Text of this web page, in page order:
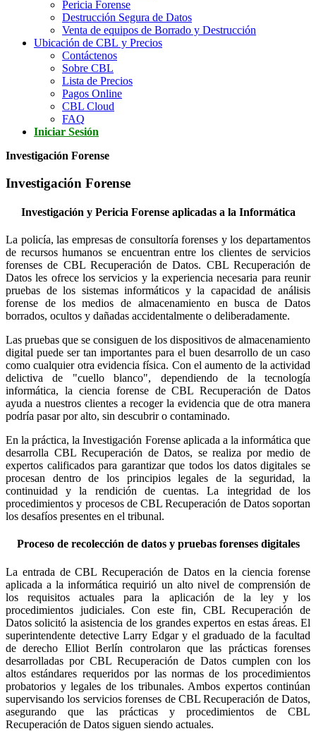
Pericia Forense
Destrucción Segura de Datos
Venta de equipos de Borrado y Destrucción
Ubicación de CBL y Precios
Contáctenos
Sobre CBL
Lista de Precios
Pagos Online
CBL Cloud
FAQ
Iniciar Sesión
Investigación Forense
Investigación Forense
Investigación y Pericia Forense aplicadas a la Informática
La policía, las empresas de consultoría forenses y los departamentos
de recursos humanos se encuentran entre los clientes de servicios
forenses de CBL Recuperación de Datos. CBL Recuperación de
Datos les ofrece los servicios y la experiencia necesaria para reunir
pruebas de los sistemas informáticos y la capacidad de análisis
forense de los medios de almacenamiento en busca de Datos
borrados, ocultos y dañadas accidentalmente o deliberadamente.
Las pruebas que se consiguen de los dispositivos de almacenamiento
digital puede ser tan importantes para el buen desarrollo de un caso
como cualquier otra evidencia física. Con el aumento de la actividad
delictiva de "cuello blanco", dependiendo de la tecnología
informática, la ciencia forense de CBL Recuperación de Datos
ayuda a nuestros clientes a recoger la evidencia que de otra manera
podría pasar por alto, sin descubrir o contaminado.
En la práctica, la Investigación Forense aplicada a la informática que
desarrolla CBL Recuperación de Datos, se realiza por medio de
expertos calificados para garantizar que todos los datos digitales se
procesan dentro de los principios legales de la seguridad, la
continuidad y la rendición de cuentas. La integridad de los
procedimientos y procesos de CBL Recuperación de Datos soportan
los desafíos presentes en el tribunal.
Proceso de recolección de datos y pruebas forenses digitales
La entrada de CBL Recuperación de Datos en la ciencia forense
aplicada a la informática requirió un alto nivel de comprensión de
los requisitos actuales para la aplicación de la ley y los
procedimientos judiciales. Con este fin, CBL Recuperación de
Datos solicitó la asistencia de los grandes expertos en estas áreas. El
superintendente detective Larry Edgar y el graduado de la facultad
de derecho Elliot Berlín controlaron que las prácticas forenses
desarrolladas por CBL Recuperación de Datos cumplen con los
altos estándares requeridos por las normas de los procedimientos
probatorios y legales de los tribunales. Ambos expertos continúan
supervisando los servicios forenses de CBL Recuperación de Datos,
asegurando que las prácticas y procedimientos de CBL
Recuperación de Datos siguen siendo actuales.